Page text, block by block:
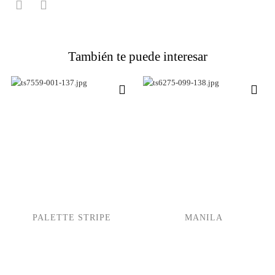
También te puede interesar
PALETTE STRIPE MANILA